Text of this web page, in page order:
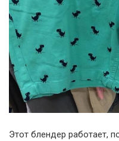
Этот блендер работает,